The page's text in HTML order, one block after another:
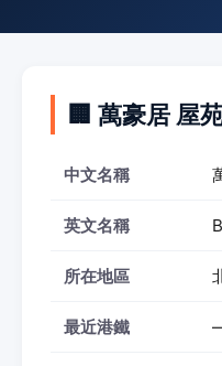
🏢 萬豪居 屋
中文名稱
英文名稱
所在地區
最近港鐵